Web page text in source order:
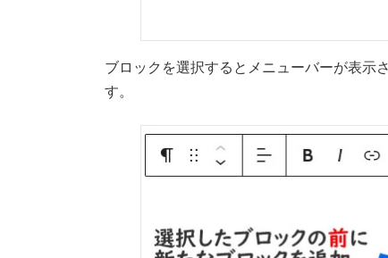
ブロックを選択するとメニューバーが表示
す。